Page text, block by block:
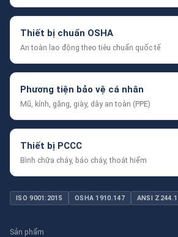
Thiết bị chuẩn OSHA
An toàn lao động theo tiêu chuẩn quốc tế
Phương tiện bảo vệ cá nhân
Mũ, kính, găng, giày, dây an toàn (PPE)
Thiết bị PCCC
Bình chữa cháy, báo cháy, thoát hiểm
ISO 9001:2015 OSHA 1910.147 ANSI Z244.1
Sản phẩm